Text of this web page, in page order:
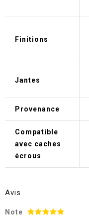
Finitions
Jantes
Provenance
Compatible
avec caches
écrous
Avis
Note